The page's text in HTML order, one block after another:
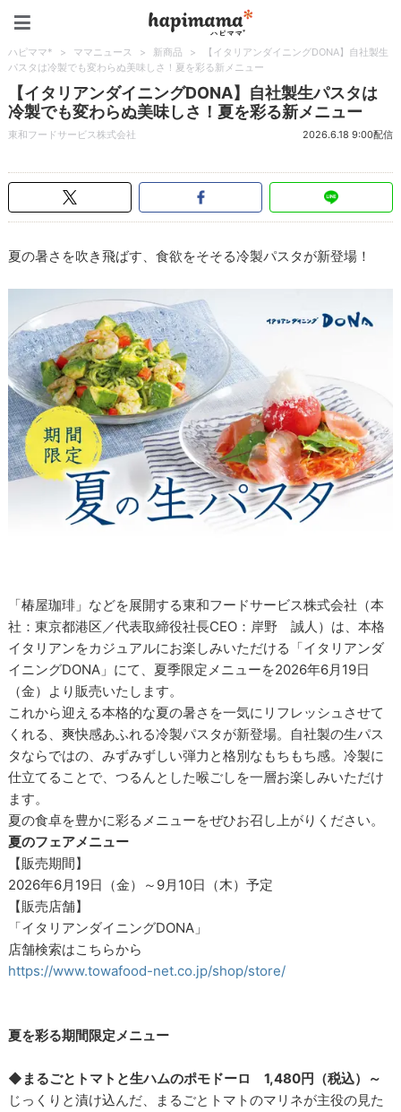
ハピママ* > ママニュース > 新商品 >
【イタリアンダイニングDONA】自社製生
パスタは冷製でも変わらぬ美味しさ！夏を彩る新メニュー
【イタリアンダイニングDONA】自社製生パスタは
冷製でも変わらぬ美味しさ！夏を彩る新メニュー
東和フードサービス株式会社 2026.6.18 9:00配信
夏の暑さを吹き飛ばす、食欲をそそる冷製パスタが新登場！
「椿屋珈琲」などを展開する東和フードサービス株式会社（本
社：東京都港区／代表取締役社長CEO：岸野 誠人）は、本格
イタリアンをカジュアルにお楽しみいただける「イタリアンダ
イニングDONA」にて、夏季限定メニューを2026年6月19日
（金）より販売いたします。
これから迎える本格的な夏の暑さを一気にリフレッシュさせて
くれる、爽快感あふれる冷製パスタが新登場。自社製の生パス
タならではの、みずみずしい弾力と格別なもちもち感。冷製に
仕立てることで、つるんとした喉ごしを一層お楽しみいただけ
ます。
夏の食卓を豊かに彩るメニューをぜひお召し上がりください。
夏のフェアメニュー
【販売期間】
2026年6月19日（金）～9月10日（木）予定
【販売店舗】
「イタリアンダイニングDONA」
店舗検索はこちらから
https://www.towafood-net.co.jp/shop/store/
夏を彩る期間限定メニュー
◆まるごとトマトと生ハムのポモドーロ 1,480円（税込）～
じっくりと漬け込んだ、まるごとトマトのマリネが主役の見た